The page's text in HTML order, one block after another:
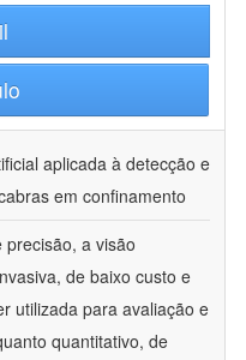
aplicada à detecção e
em confinamento
a visão
de baixo custo e
utilizada para avaliação e
quantitativo, de